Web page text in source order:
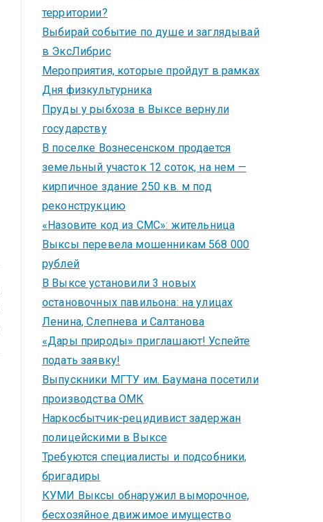
территории?
Выбирай событие по душе и заглядывай
в ЭксЛибрис
Мероприятия, которые пройдут в рамках
Дня физкультурника
Пруды у рыбхоза в Выксе вернули
государству
В поселке Вознесенском продается
земельный участок 12 соток, на нем —
кирпичное здание 250 кв. м под
реконструкцию
«Назовите код из СМС»: жительница
Выксы перевела мошенникам 568 000
рублей
В Выксе установили 3 новых
остановочных павильона: на улицах
Ленина, Слепнева и Салтанова
«Дары природы» приглашают! Успейте
подать заявку!
Выпускники МГТУ им. Баумана посетили
производства ОМК
Наркосбытчик-рецидивист задержан
полицейскими в Выксе
Требуются специалисты и подсобники,
бригадиры
КУМИ Выксы обнаружил выморочное,
бесхозяйное движимое имущество